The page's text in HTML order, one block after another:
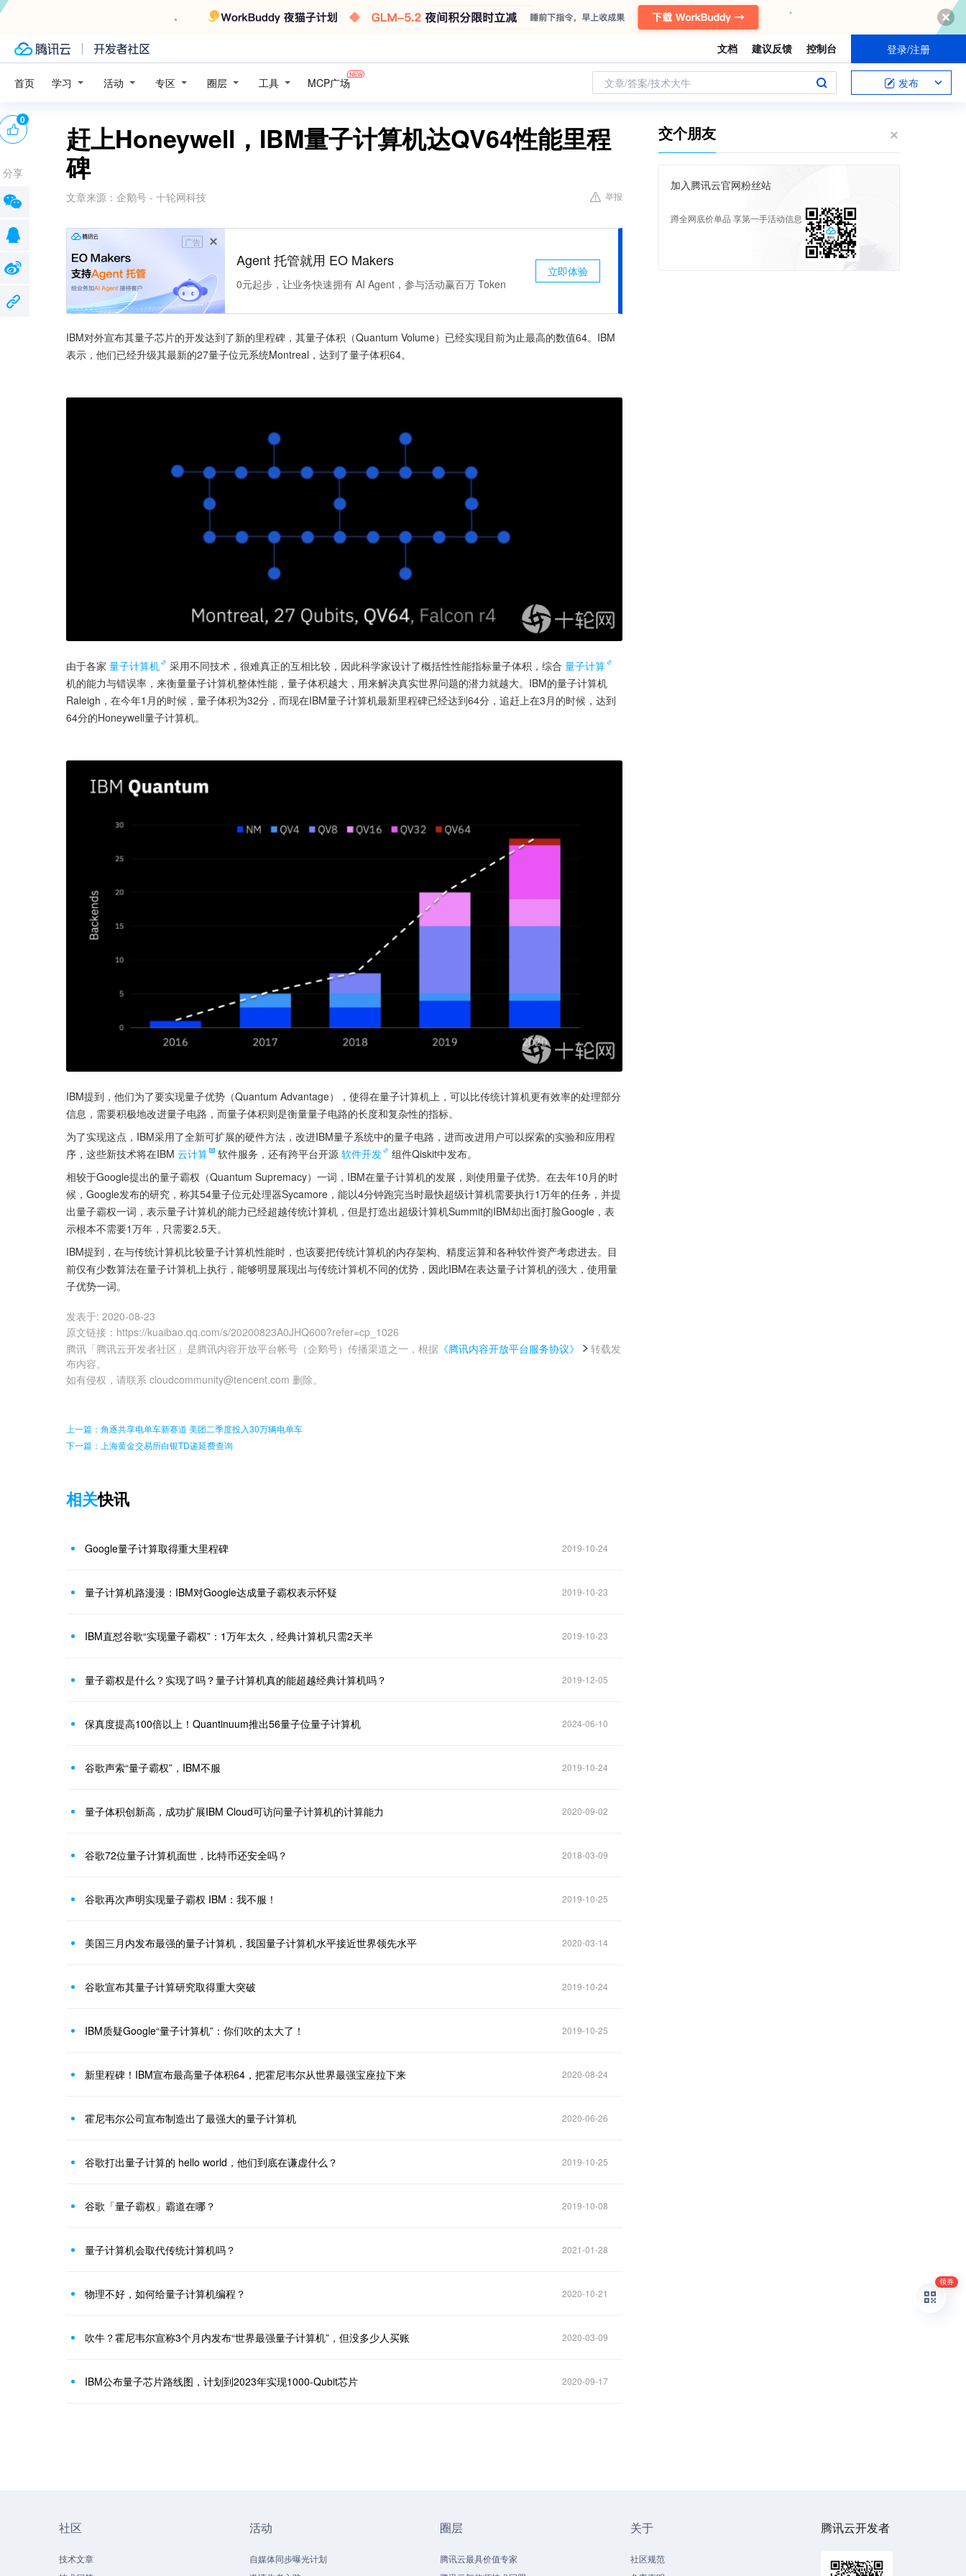
文档 建议反馈 控制台 登录/注册
首页 学习 活动 专区 圈层 工具 MCP广场 文章/答案/技术大牛 发布
赶上Honeywell，IBM量子计算机达QV64性能里程
碑
文章来源： 企鹅号 - 十轮网科技 举报
广告
Agent 托管就用 EO Makers
0元起步，让业务快速拥有 AI Agent，参与活动赢百万 Token
立即体验
IBM对外宣布其量子芯片的开发达到了新的里程碑，其量子体积（Quantum Volume）已经实现目前为止最高的数值64。IBM
表示，他们已经升级其最新的27量子位元系统Montreal，达到了量子体积64。
由于各家 量子计算机 采用不同技术，很难真正的互相比较，因此科学家设计了概括性性能指标量子体积，综合 量子计算
机的能力与错误率，来衡量量子计算机整体性能，量子体积越大，用来解决真实世界问题的潜力就越大。IBM的量子计算机
Raleigh，在今年1月的时候，量子体积为32分，而现在IBM量子计算机最新里程碑已经达到64分，追赶上在3月的时候，达到
64分的Honeywell量子计算机。
IBM提到，他们为了要实现量子优势（Quantum Advantage），使得在量子计算机上，可以比传统计算机更有效率的处理部分
信息，需要积极地改进量子电路，而量子体积则是衡量量子电路的长度和复杂性的指标。
为了实现这点，IBM采用了全新可扩展的硬件方法，改进IBM量子系统中的量子电路，进而改进用户可以探索的实验和应用程
序，这些新技术将在IBM 云计算 软件服务，还有跨平台开源 软件开发
组件Qiskit中发布。
相较于Google提出的量子霸权（Quantum Supremacy）一词，IBM在量子计算机的发展，则使用量子优势。在去年10月的时
候，Google发布的研究，称其54量子位元处理器Sycamore，能以4分钟跑完当时最快超级计算机需要执行1万年的任务，并提
出量子霸权一词，表示量子计算机的能力已经超越传统计算机，但是打造出超级计算机Summit的IBM却出面打脸Google，表
示根本不需要1万年，只需要2.5天。
IBM提到，在与传统计算机比较量子计算机性能时，也该要把传统计算机的内存架构、精度运算和各种软件资产考虑进去。目
前仅有少数算法在量子计算机上执行，能够明显展现出与传统计算机不同的优势，因此IBM在表达量子计算机的强大，使用量
子优势一词。
发表于: 2020-08-23
原文链接 ： https://kuaibao.qq.com/s/20200823A0JHQ600?refer=cp_1026
腾讯「腾讯云开发者社区」是腾讯内容开放平台帐号（企鹅号）传播渠道之一，根据 《腾讯内容开放平台服务协议》
转载发
布内容。
如有侵权，请联系 cloudcommunity@tencent.com 删除。
0
分享
上一篇：角逐共享电单车新赛道 美团二季度投入30万辆电单车
下一篇：上海黄金交易所白银TD递延费查询
相关快讯
Google量子计算取得重大里程碑 2019-10-24
量子计算机路漫漫：IBM对Google达成量子霸权表示怀疑 2019-10-23
IBM直怼谷歌“实现量子霸权”：1万年太久，经典计算机只需2天半 2019-10-23
量子霸权是什么？实现了吗？量子计算机真的能超越经典计算机吗？ 2019-12-05
保真度提高100倍以上！Quantinuum推出56量子位量子计算机 2024-06-10
谷歌声索“量子霸权”，IBM不服 2019-10-24
量子体积创新高，成功扩展IBM Cloud可访问量子计算机的计算能力 2020-09-02
谷歌72位量子计算机面世，比特币还安全吗？ 2018-03-09
谷歌再次声明实现量子霸权 IBM：我不服！ 2019-10-25
美国三月内发布最强的量子计算机，我国量子计算机水平接近世界领先水平 2020-03-14
谷歌宣布其量子计算研究取得重大突破 2019-10-24
IBM质疑Google“量子计算机”：你们吹的太大了！ 2019-10-25
新里程碑！IBM宣布最高量子体积64，把霍尼韦尔从世界最强宝座拉下来 2020-08-24
霍尼韦尔公司宣布制造出了最强大的量子计算机 2020-06-26
谷歌打出量子计算的 hello world，他们到底在谦虚什么？ 2019-10-25
谷歌「量子霸权」霸道在哪？ 2019-10-08
量子计算机会取代传统计算机吗？ 2021-01-28
物理不好，如何给量子计算机编程？ 2020-10-21
吹牛？霍尼韦尔宣称3个月内发布“世界最强量子计算机”，但没多少人买账 2020-03-09
IBM公布量子芯片路线图，计划到2023年实现1000-Qubit芯片 2020-09-17
交个朋友
加入腾讯云官网粉丝站
蹲全网底价单品 享第一手活动信息
社区
技术文章
活动
自媒体同步曝光计划
圈层
腾讯云最具价值专家
关于
社区规范
腾讯云开发者
领券